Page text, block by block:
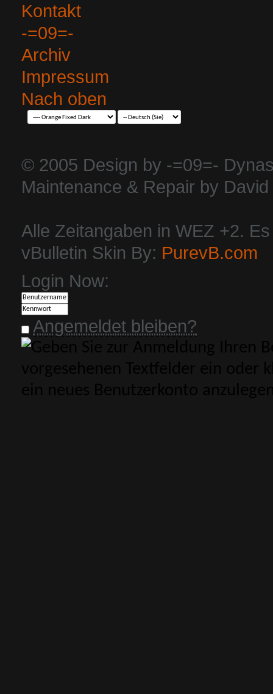
Kontakt
-=09=-
Archiv
Impressum
Nach oben
© 2005 Design by -=09=-
Maintenance & Repair by
Alle Zeitangaben in WEZ +2.
vBulletin Skin By: PurevB.com
Login Now:
Angemeldet bleiben?